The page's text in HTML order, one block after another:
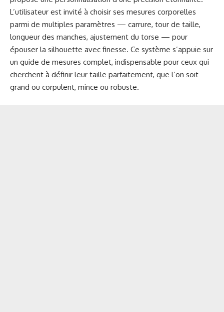
L’utilisateur est invité à choisir ses mesures corporelles
parmi de multiples paramètres — carrure, tour de taille,
longueur des manches, ajustement du torse — pour
épouser la silhouette avec finesse. Ce système s’appuie sur
un guide de mesures complet, indispensable pour ceux qui
cherchent à définir leur taille parfaitement, que l’on soit
grand ou corpulent, mince ou robuste.